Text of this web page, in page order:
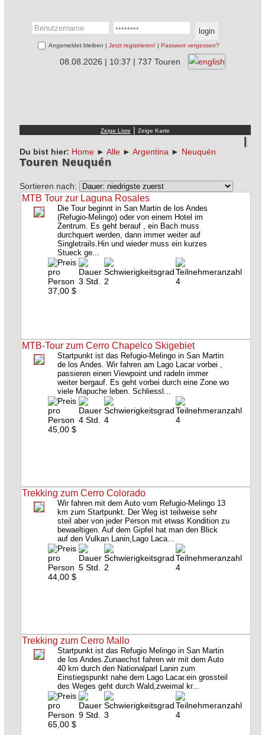
Angemeldet bleiben | Jetzt registrieren! | Passwort vergessen?
08.08.2026 | 10:37 | 737 Touren
|
Du bist hier: Home► Alle► Argentina ► Neuquén
Touren Neuquén
Sortieren nach:
MTB Tour zur Laguna Rosales
Die Tour beginnt in San Martin de los Andes
(Refugio-Melingo) oder von einem Hotel im
Zentrum. Es geht berauf , ein Bach muss
durchquert werden, dann immer weiter auf
Singletrails.Hin und wieder muss ein kurzes
Stueck ge...
37,00 $
3 Std. 2 4
MTB-Tour zum Cerro Chapelco Skigebiet
Startpunkt ist das Refugio-Melingo in San Martin
de los Andes. Wir fahren am Lago Lacar vorbei ,
passieren einen Viewpoint und radeln immer
weiter bergauf. Es geht vorbei durch eine Zone wo
viele Mapuche leben. Schliessl...
45,00 $
4 Std. 4 4
Trekking zum Cerro Colorado
Wir fahren mit dem Auto vom Refugio-Melingo 13
km zum Startpunkt. Der Weg ist teilweise sehr
steil aber von jeder Person mit etwas Kondition zu
bewaeltigen. Auf dem Gipfel hat man den Blick
auf den Vulkan Lanin,Lago Laca...
44,00 $
5 Std. 2 4
Trekking zum Cerro Mallo
Startpunkt ist das Refugio Melingo in San Martin
de los Andes.Zunaechst fahren wir mit dem Auto
40 km durch den Nationalparl Lanin zum
Einstiegspunkt nahe dem Lago Lacar.ein grossteil
des Weges geht durch Wald,zweimal kr...
65,00 $
9 Std. 3 4